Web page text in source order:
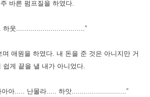
바른 펌프질을 하였다.
하웃..................................”
애원을 하였다. 내 돈을 준 것은 아니지만 거
게 끝을 낼 내가 아니었다.
아아..... 난몰라..... 하앗...........................”